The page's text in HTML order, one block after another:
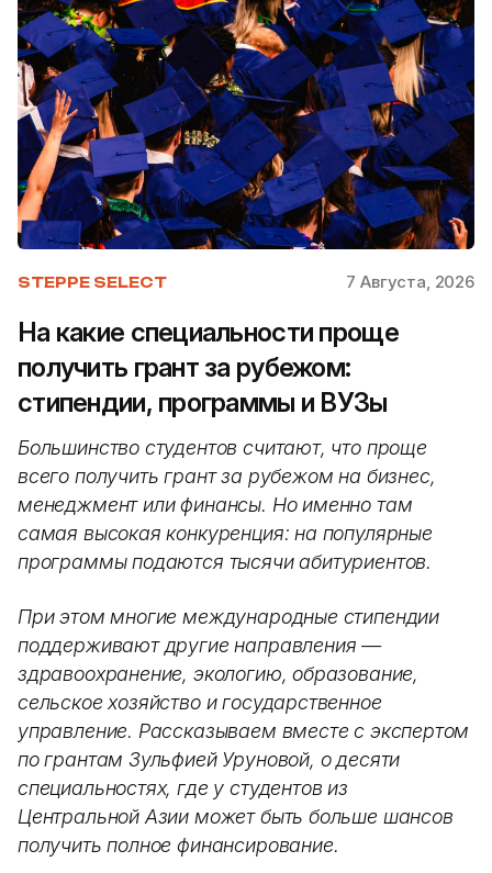
STEPPE SELECT 7 Августа, 2026
На какие специальности проще
получить грант за рубежом:
стипендии, программы и ВУЗы
Большинство студентов считают, что проще
всего получить грант за рубежом на бизнес,
менеджмент или финансы. Но именно там
самая высокая конкуренция: на популярные
программы подаются тысячи абитуриентов.
При этом многие международные стипендии
поддерживают другие направления —
здравоохранение, экологию, образование,
сельское хозяйство и государственное
управление. Рассказываем вместе с экспертом
по грантам Зульфией Уруновой, о десяти
специальностях, где у студентов из
Центральной Азии может быть больше шансов
получить полное финансирование.